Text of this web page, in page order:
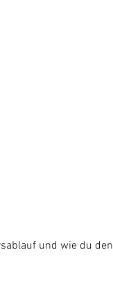
und wie du den